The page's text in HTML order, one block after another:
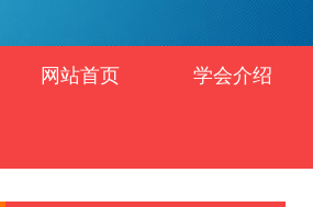
网站首页 学会介绍